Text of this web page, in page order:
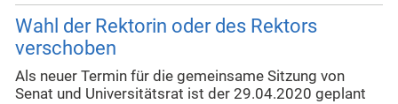
Wahl der Rektorin oder des Rektors
verschoben
Als neuer Termin für die gemeinsame Sitzung von
Senat und Universitätsrat ist der 29.04.2020 geplant